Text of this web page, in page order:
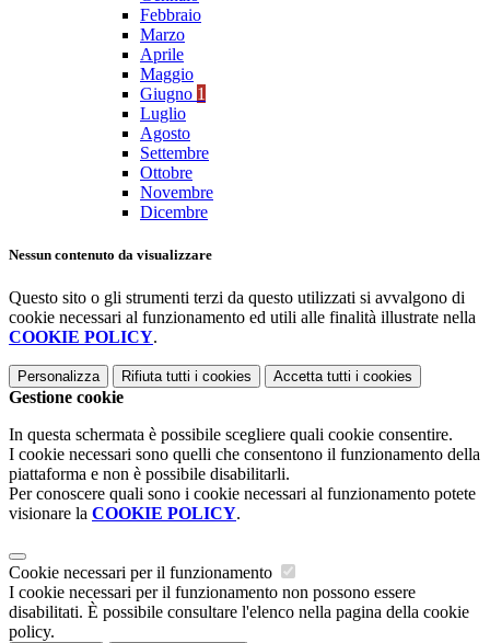
Febbraio
Marzo
Aprile
Maggio
Giugno 1
Luglio
Agosto
Settembre
Ottobre
Novembre
Dicembre
Nessun contenuto da visualizzare
Questo sito o gli strumenti terzi da questo utilizzati si avvalgono di
cookie necessari al funzionamento ed utili alle finalità illustrate nella
COOKIE POLICY.
Personalizza Rifiuta tutti i cookies Accetta tutti i cookies
Gestione cookie
In questa schermata è possibile scegliere quali cookie consentire.
I cookie necessari sono quelli che consentono il funzionamento della
piattaforma e non è possibile disabilitarli.
Per conoscere quali sono i cookie necessari al funzionamento potete
visionare la COOKIE POLICY.
Cookie necessari per il funzionamento
I cookie necessari per il funzionamento non possono essere
disabilitati. È possibile consultare l'elenco nella pagina della cookie
policy.